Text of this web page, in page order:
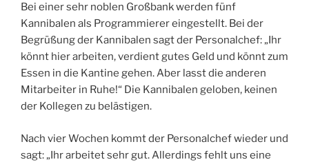
Bei einer sehr noblen Großbank werden fünf
Kannibalen als Programmierer eingestellt. Bei der
Begrüßung der Kannibalen sagt der Personalchef: „Ihr
könnt hier arbeiten, verdient gutes Geld und könnt zum
Essen in die Kantine gehen. Aber lasst die anderen
Mitarbeiter in Ruhe!“ Die Kannibalen geloben, keinen
der Kollegen zu belästigen.
Nach vier Wochen kommt der Personalchef wieder und
sagt: „Ihr arbeitet sehr gut. Allerdings fehlt uns eine